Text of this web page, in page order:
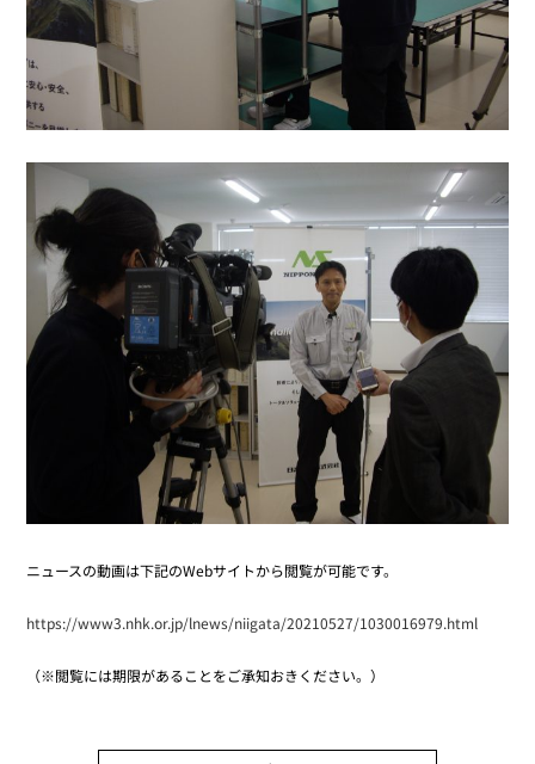
ニュースの動画は下記のWebサイトから閲覧が可能です。
https://www3.nhk.or.jp/lnews/niigata/20210527/1030016979.html
（※閲覧には期限があることをご承知おきください。）